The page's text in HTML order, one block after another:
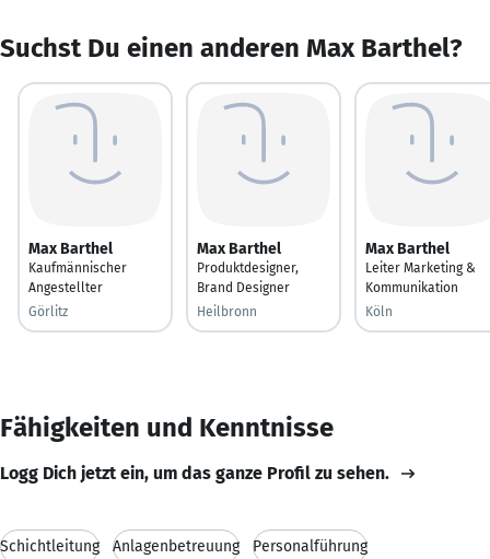
Suchst Du einen anderen Max Barthel?
Max Barthel
Kaufmännischer
Angestellter
Görlitz
Max Barthel
Produktdesigner,
Brand Designer
Heilbronn
Max Barthel
Leiter Marketing &
Kommunikation
Köln
Fähigkeiten und Kenntnisse
Logg Dich jetzt ein, um das ganze Profil zu sehen.
Schichtleitung Anlagenbetreuung Personalführung